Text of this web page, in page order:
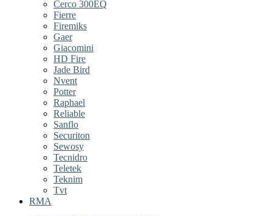
Cerco 300EQ
Fierre
Firemiks
Gaer
Giacomini
HD Fire
Jade Bird
Nvent
Potter
Raphael
Reliable
Sanflo
Securiton
Sewosy
Tecnidro
Teletek
Teknim
Tvt
RMA